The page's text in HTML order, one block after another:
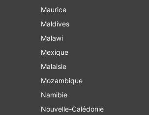
Maurice
Maldives
Malawi
Mexique
Malaisie
Mozambique
Namibie
Nouvelle-Calédonie